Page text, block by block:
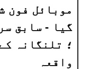
موبائل فون
گیا - سابق
؛ تلنگانہ
واقعہ